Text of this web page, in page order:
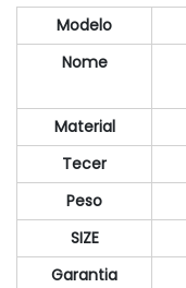
Modelo
Nome
Material
Tecer
Peso
SIZE
Garantia